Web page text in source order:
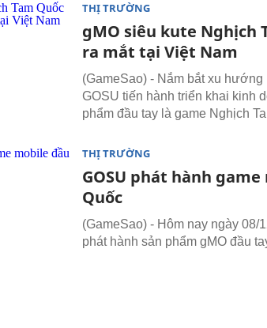
THỊ TRƯỜNG
gMO siêu kute Nghịch
ra mắt tại Việt Nam
(GameSao) - Nắm bắt xu
GOSU tiến hành triển khai kinh
phẩm đầu tay là game Nghịch
THỊ TRƯỜNG
GOSU phát hành
Quốc
(GameSao) - Hôm nay ngày
phát hành sản phẩm gMO đầu